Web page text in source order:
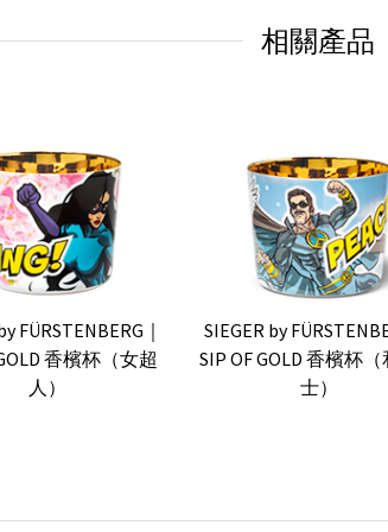
相關產品
FÜRSTENBERG｜
香檳杯（女超
人）
SIEGER by
SIP OF GOLD 香檳杯
士）